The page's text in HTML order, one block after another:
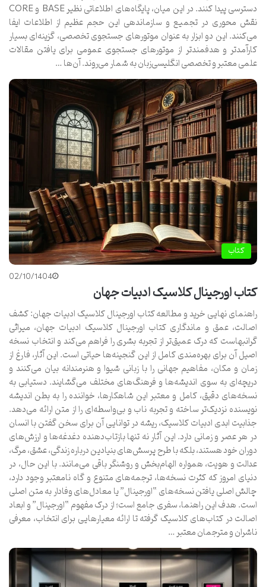
دسترسی پیدا کنند. در این میان، پایگاه‌های اطلاعاتی نظیر BASE و CORE
نقش محوری در تجمیع و سازماندهی این حجم عظیم از اطلاعات ایفا
می‌کنند. این دو ابزار به عنوان موتورهای جستجوی تخصصی، گزینه‌ای بسیار
کارآمدتر و هدفمندتر از موتورهای جستجوی عمومی برای یافتن مقالات
علمی معتبر و تخصصی انگلیسی‌زبان به شمار می‌روند. آن‌ها …
کتاب
02/10/1404
کتاب اورجینال کلاسیک ادبیات جهان
راهنمای نهایی خرید و مطالعه کتاب اورجینال کلاسیک ادبیات جهان: کشف
اصالت، عمق و ماندگاری کتاب اورجینال کلاسیک ادبیات جهان، میراثی
گرانبهاست که درک عمیق‌تر از تجربه بشری را فراهم می‌کند و انتخاب نسخه
اصیل آن برای بهره‌مندی کامل از این گنجینه‌ها حیاتی است. این آثار، فارغ از
زمان و مکان، مفاهیم جهانی را با زبانی شیوا و هنرمندانه بیان می‌کنند و
دریچه‌ای به سوی اندیشه‌ها و فرهنگ‌های مختلف می‌گشایند. دستیابی به
نسخه‌های دقیق، کامل و معتبر این شاهکارها، خواننده را به بطن اندیشه
نویسنده نزدیک‌تر ساخته و تجربه ناب و بی‌واسطه‌ای را از متن ارائه می‌دهد.
جذابیت ابدی ادبیات کلاسیک، ریشه در توانایی آن برای سخن گفتن با انسان
در هر عصر و زمانی دارد. این آثار نه تنها بازتاب‌دهنده دغدغه‌ها و ارزش‌های
دوران خود هستند، بلکه با طرح پرسش‌های بنیادین درباره زندگی، عشق، مرگ،
عدالت و هویت، همواره الهام‌بخش و روشنگر باقی می‌مانند. با این حال، در
دنیای امروز که کثرت نسخه‌ها، ترجمه‌های متنوع و گاه نامعتبر وجود دارد،
چالش اصلی یافتن نسخه‌های “اورجینال” یا معادل‌های وفادار به متن اصلی
است. هدف این راهنما، سفری جامع است؛ از درک مفهوم “اورجینال” و ابعاد
اصالت در کتاب‌های کلاسیک گرفته تا ارائه معیارهایی برای انتخاب، معرفی
ناشران و مترجمان معتبر …